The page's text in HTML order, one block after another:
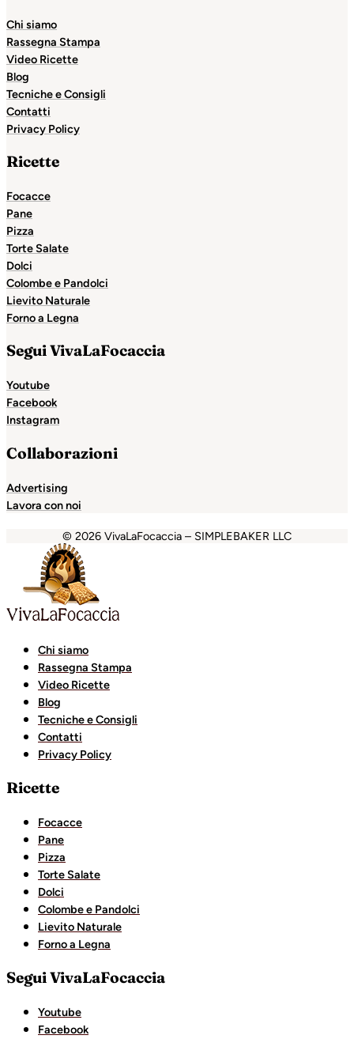
Chi siamo
Rassegna Stampa
Video Ricette
Blog
Tecniche e Consigli
Contatti
Privacy Policy
Ricette
Focacce
Pane
Pizza
Torte Salate
Dolci
Colombe e Pandolci
Lievito Naturale
Forno a Legna
Segui VivaLaFocaccia
Youtube
Facebook
Instagram
Collaborazioni
Advertising
Lavora con noi
© 2026 VivaLaFocaccia – SIMPLEBAKER LLC
holiganbet
Chi siamo
Rassegna Stampa
Video Ricette
Blog
Tecniche e Consigli
Contatti
Privacy Policy
Ricette
Focacce
Pane
Pizza
Torte Salate
Dolci
Colombe e Pandolci
Lievito Naturale
Forno a Legna
Segui VivaLaFocaccia
Youtube
Facebook